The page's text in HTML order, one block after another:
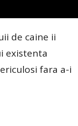
de caine ii
existenta
fara a-i